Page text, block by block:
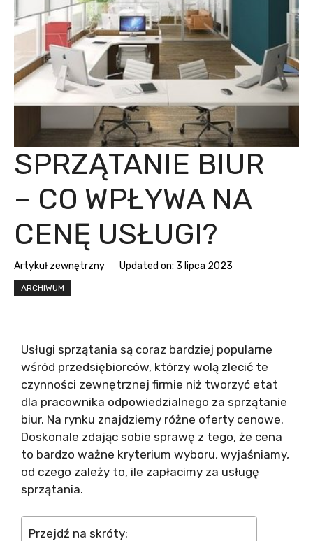
SPRZĄTANIE BIUR
– CO WPŁYWA NA
CENĘ USŁUGI?
Artykuł zewnętrzny Updated on: 3 lipca 2023
ARCHIWUM
Usługi sprzątania są coraz bardziej popularne
wśród przedsiębiorców, którzy wolą zlecić te
czynności zewnętrznej firmie niż tworzyć etat
dla pracownika odpowiedzialnego za sprzątanie
biur. Na rynku znajdziemy różne oferty cenowe.
Doskonale zdając sobie sprawę z tego, że cena
to bardzo ważne kryterium wyboru, wyjaśniamy,
od czego zależy to, ile zapłacimy za usługę
sprzątania.
Przejdź na skróty: